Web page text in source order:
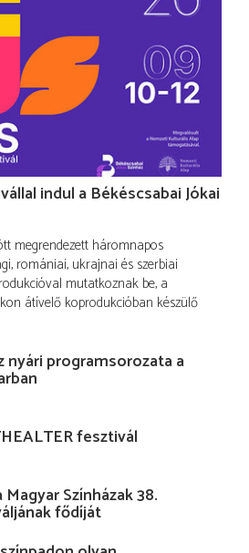
indul a Békéscsabai Jókai
megrendezett háromnapos
romániai, ukrajnai és szerbiai
mutatkoznak be, a
átívelő koprodukcióban készülő
nyári programsorozata a
fesztivál
Színházak 38.
fődíját